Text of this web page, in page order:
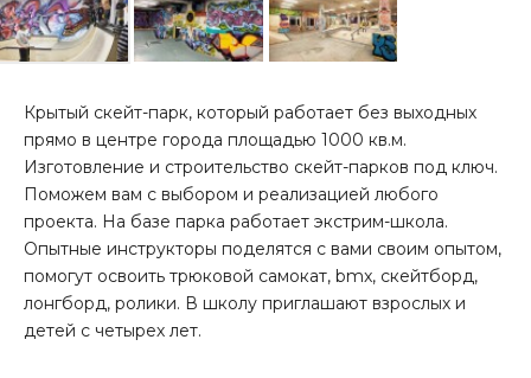
Крытый скейт-парк, который работает без выходных
прямо в центре города площадью 1000 кв.м.
Изготовление и строительство скейт-парков под ключ.
Поможем вам с выбором и реализацией любого
проекта. На базе парка работает экстрим-школа.
Опытные инструкторы поделятся с вами своим опытом,
помогут освоить трюковой самокат, bmx, скейтборд,
лонгборд, ролики. В школу приглашают взрослых и
детей с четырех лет.